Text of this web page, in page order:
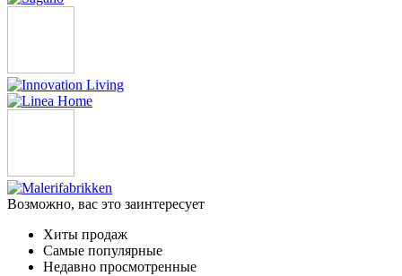
Возможно, вас это заинтересует
Хиты продаж
Самые популярные
Недавно просмотренные